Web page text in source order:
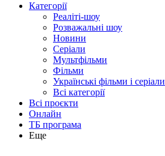
Категорії
Реаліті-шоу
Розважальні шоу
Новини
Серіали
Мультфільми
Фільми
Українські фільми і серіали
Всі категорії
Всі проєкти
Онлайн
ТБ програма
Еще